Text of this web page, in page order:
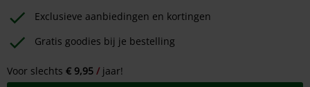
Exclusieve aanbiedingen en kortingen
Gratis goodies bij je bestelling
Voor slechts € 9,95 jaar!